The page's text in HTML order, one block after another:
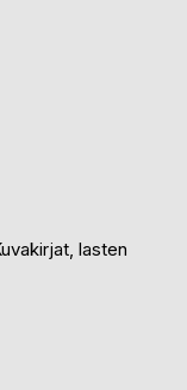
lasten